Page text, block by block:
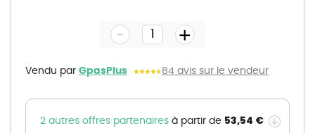
gallery
Vendu par GpasPlus 84 avis sur le vendeur
- +
2 autres offres partenaires à partir de 53,54 €